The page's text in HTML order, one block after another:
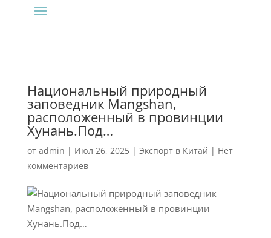
Национальный природный
заповедник Mangshan,
расположенный в провинции
Хунань.Под…
от admin | Июл 26, 2025| Экспорт в Китай | Нет
комментариев